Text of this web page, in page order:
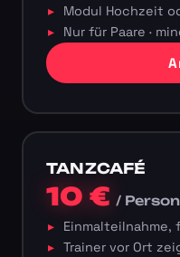
Modul Hochzeit
Nur für Paare ·
TANZCAFÉ
10 €/ Person
Einmalteilnahme,
Trainer vor Ort